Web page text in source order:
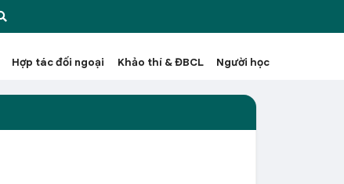
Hợp tác đối ngoại Khảo thí & ĐBCL Người học